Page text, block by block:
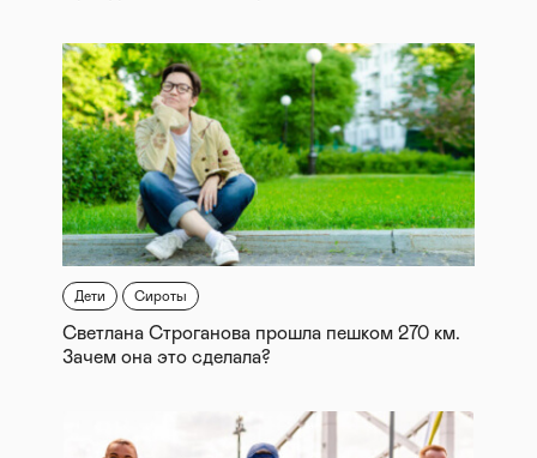
Дети Сироты
Светлана Строганова прошла пешком 270 км.
Зачем она это сделала?